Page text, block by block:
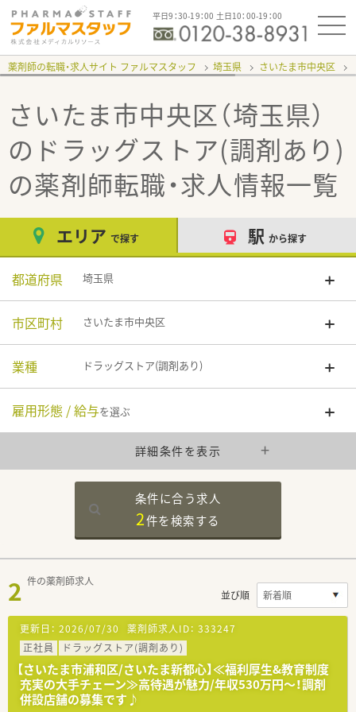
平日9：30-19：00 土日10：00-19：00
薬剤師の転職・求人サイト ファルマスタッフ 埼玉県 さいたま市中央区
さいたま市中央区（埼玉県）
のドラッグストア(調剤あり)
の薬剤師転職・求人情報一覧
エリア で探す 駅 から探す
都道府県 埼玉県
市区町村 さいたま市中央区
業種 ドラッグストア(調剤あり)
雇用形態 / 給与を選ぶ
詳細条件を表示
条件に合う求人
2件を検索する
2 件の薬剤師求人
並び順
更新日： 2026/07/30 薬剤師求人ID： 333247
正社員
ドラッグストア(調剤あり)
【さいたま市浦和区/さいたま新都心】≪福利厚生&教育制度
充実の大手チェーン≫高待遇が魅力/年収530万円～！調剤
併設店舗の募集です♪